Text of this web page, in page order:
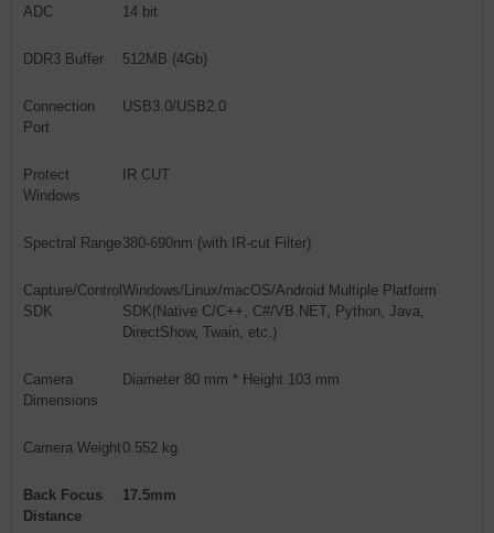
ADC 14 bit
DDR3 Buffer 512MB (4Gb)
Connection
Port
USB3.0/USB2.0
Protect
Windows
IR CUT
Spectral Range380-690nm (with IR-cut Filter)
Capture/Control
SDK
Windows/Linux/macOS/Android Multiple Platform
SDK(Native C/C++, C#/VB.NET, Python, Java,
DirectShow, Twain, etc.)
Camera
Dimensions
Diameter 80 mm * Height 103 mm
Camera Weight0.552 kg
Back Focus
Distance
17.5mm